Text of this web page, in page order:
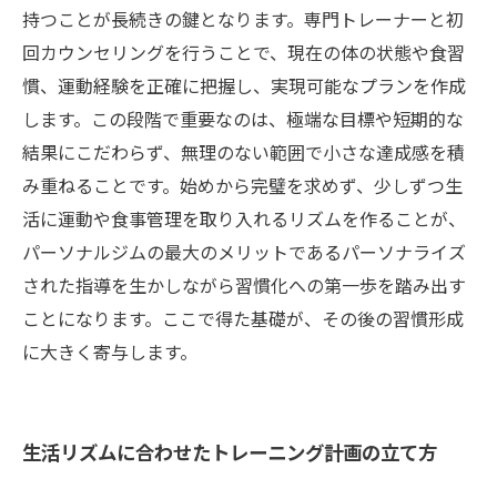
持つことが長続きの鍵となります。専門トレーナーと初
回カウンセリングを行うことで、現在の体の状態や食習
慣、運動経験を正確に把握し、実現可能なプランを作成
します。この段階で重要なのは、極端な目標や短期的な
結果にこだわらず、無理のない範囲で小さな達成感を積
み重ねることです。始めから完璧を求めず、少しずつ生
活に運動や食事管理を取り入れるリズムを作ることが、
パーソナルジムの最大のメリットであるパーソナライズ
された指導を生かしながら習慣化への第一歩を踏み出す
ことになります。ここで得た基礎が、その後の習慣形成
に大きく寄与します。
生活リズムに合わせたトレーニング計画の立て方